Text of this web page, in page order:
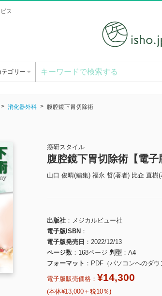
ス
テゴリー
消化器外科 腹腔鏡下胃切除術
癌研スタイル
腹腔鏡下胃切除術【電子
山口 俊晴(編集) 福永 哲(著者) 比企 直樹(
出版社
メジカルビュー社
電子版ISBN
電子版発売日
2022/12/13
ページ数
168ページ 判型
A4
フォーマット
PDF（パソコンへのダウ
電子版販売価格： ¥14,300
(本体¥13,000＋税10％)